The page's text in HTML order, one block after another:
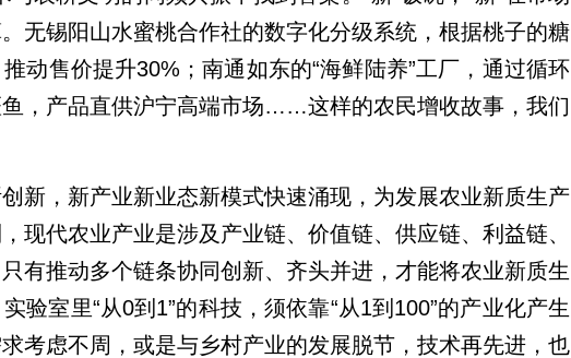
无锡阳山水蜜桃合作社的数字化分级系统，根据桃子的糖
动售价提升30%；南通如东的“海鲜陆养”工厂，通过循环
，产品直供沪宁高端市场……这样的农民增收故事，我们
新，新产业新业态新模式快速涌现，为发展农业新质生产
现代农业产业是涉及产业链、价值链、供应链、利益链、
有推动多个链条协同创新、齐头并进，才能将农业新质生
验室里“从0到1”的科技，须依靠“从1到100”的产业化产生
考虑不周，或是与乡村产业的发展脱节，技术再先进，也